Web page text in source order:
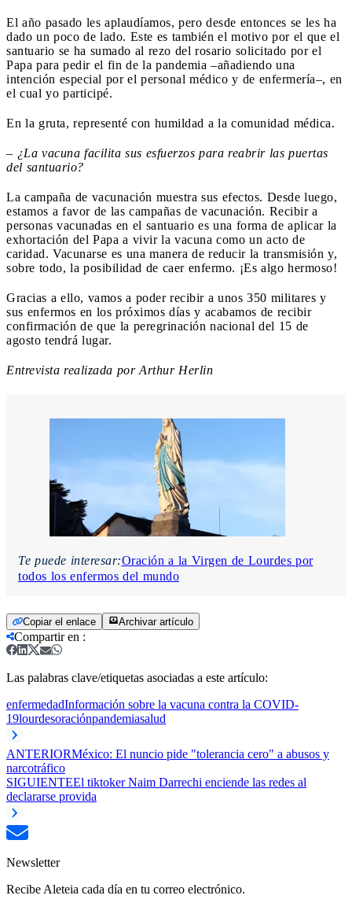
El año pasado les aplaudíamos, pero desde entonces se les ha
dado un poco de lado. Este es también el motivo por el que el
santuario se ha sumado al rezo del rosario solicitado por el
Papa para pedir el fin de la pandemia –añadiendo una
intención especial por el personal médico y de enfermería–, en
el cual yo participé.
En la gruta, representé con humildad a la comunidad médica.
– ¿La vacuna facilita sus esfuerzos para reabrir las puertas
del santuario?
La campaña de vacunación muestra sus efectos. Desde luego,
estamos a favor de las campañas de vacunación. Recibir a
personas vacunadas en el santuario es una forma de aplicar la
exhortación del Papa a vivir la vacuna como un acto de
caridad. Vacunarse es una manera de reducir la transmisión y,
sobre todo, la posibilidad de caer enfermo. ¡Es algo hermoso!
Gracias a ello, vamos a poder recibir a unos 350 militares y
sus enfermos en los próximos días y acabamos de recibir
confirmación de que la peregrinación nacional del 15 de
agosto tendrá lugar.
Entrevista realizada por Arthur Herlin
Te puede interesar:Oración a la Virgen de Lourdes por
todos los enfermos del mundo
Copiar el enlace Archivar artículo
Compartir en :
Las palabras clave/etiquetas asociadas a este artículo:
enfermedadInformación sobre la vacuna contra la COVID-
19lourdesoraciónpandemiasalud
ANTERIORMéxico: El nuncio pide "tolerancia cero" a abusos y
narcotráfico
SIGUIENTEEl tiktoker Naim Darrechi enciende las redes al
declararse provida
Newsletter
Recibe Aleteia cada día en tu correo electrónico.